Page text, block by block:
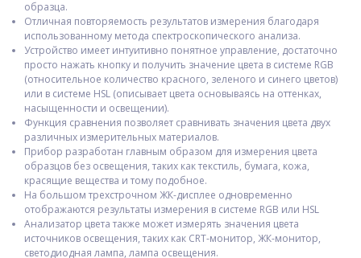
образца.
Отличная повторяемость результатов измерения благодаря
использованному метода спектроскопического анализа.
Устройство имеет интуитивно понятное управление, достаточно
просто нажать кнопку и получить значение цвета в системе RGB
(относительное количество красного, зеленого и синего цветов)
или в системе HSL (описывает цвета основываясь на оттенках,
насыщенности и освещении).
Функция сравнения позволяет сравнивать значения цвета двух
различных измерительных материалов.
Прибор разработан главным образом для измерения цвета
образцов без освещения, таких как текстиль, бумага, кожа,
красящие вещества и тому подобное.
На большом трехстрочном ЖК-дисплее одновременно
отображаются результаты измерения в системе RGB или HSL
Анализатор цвета также может измерять значения цвета
источников освещения, таких как CRT-монитор, ЖК-монитор,
светодиодная лампа, лампа освещения.